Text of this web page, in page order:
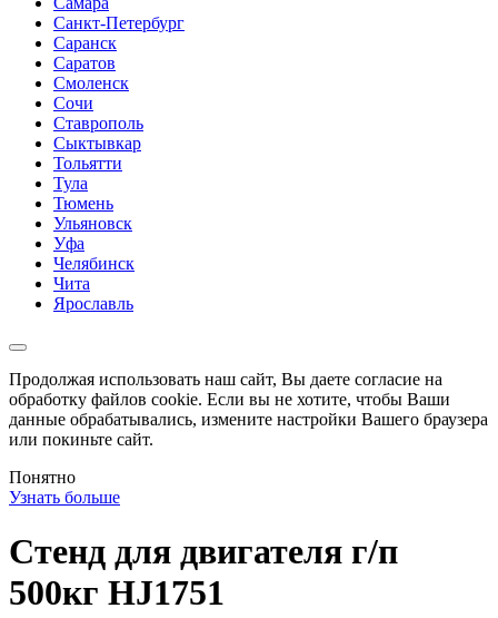
Санкт-Петербург
Саранск
Саратов
Смоленск
Сочи
Ставрополь
Сыктывкар
Тольятти
Тула
Тюмень
Ульяновск
Уфа
Челябинск
Чита
Ярославль
Продолжая использовать наш сайт, Вы даете согласие на
обработку файлов cookie. Если вы не хотите, чтобы Ваши
данные обрабатывались, измените настройки Вашего браузера
или покиньте сайт.
Понятно
Узнать больше
Стенд для двигателя г/п
500кг HJ1751